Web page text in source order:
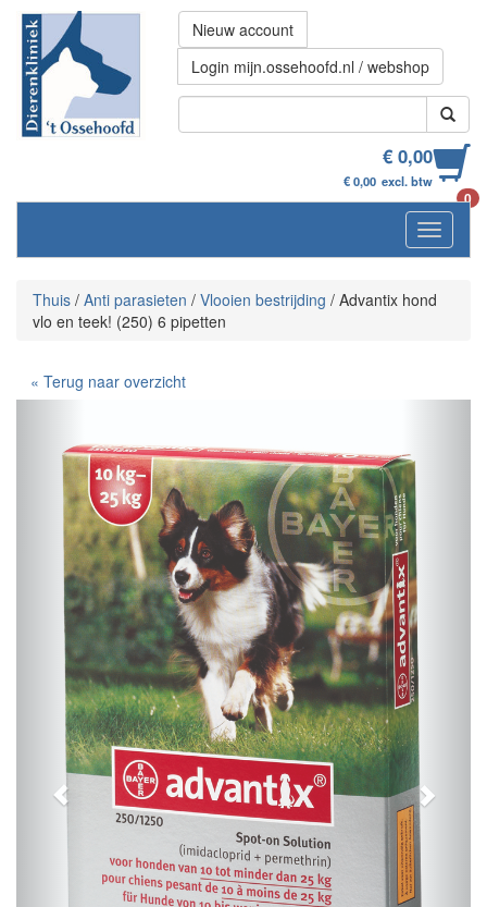
Nieuw account
Login mijn.ossehoofd.nl / webshop
€ 0,00
€ 0,00 excl. btw
0
Thuis / Anti parasieten / Vlooien bestrijding / Advantix hond
vlo en teek! (250) 6 pipetten
« Terug naar overzicht